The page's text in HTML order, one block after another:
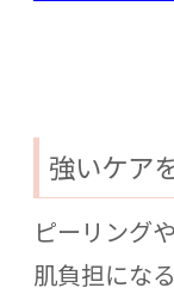
強いケア
ピーリング
肌負担にな